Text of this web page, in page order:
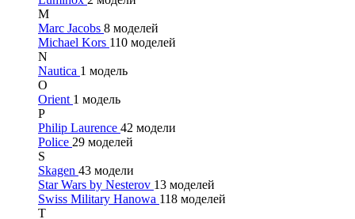
M
Marc Jacobs 8 моделей
Michael Kors 110 моделей
N
Nautica 1 модель
O
Orient 1 модель
P
Philip Laurence 42 модели
Police 29 моделей
S
Skagen 43 модели
Star Wars by Nesterov 13 моделей
Swiss Military Hanowa 118 моделей
T